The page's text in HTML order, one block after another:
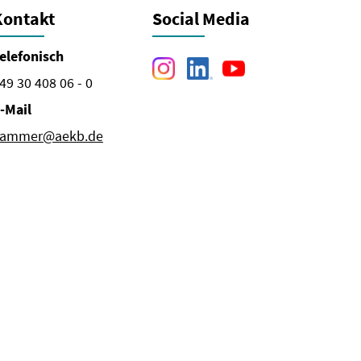
30 408 06 - 0
Mail
Social Media